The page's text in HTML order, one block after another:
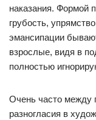
наказания. Формой
грубость,
эмансипации
взрослые, видя в
полностью
Очень часто между
разногласия в